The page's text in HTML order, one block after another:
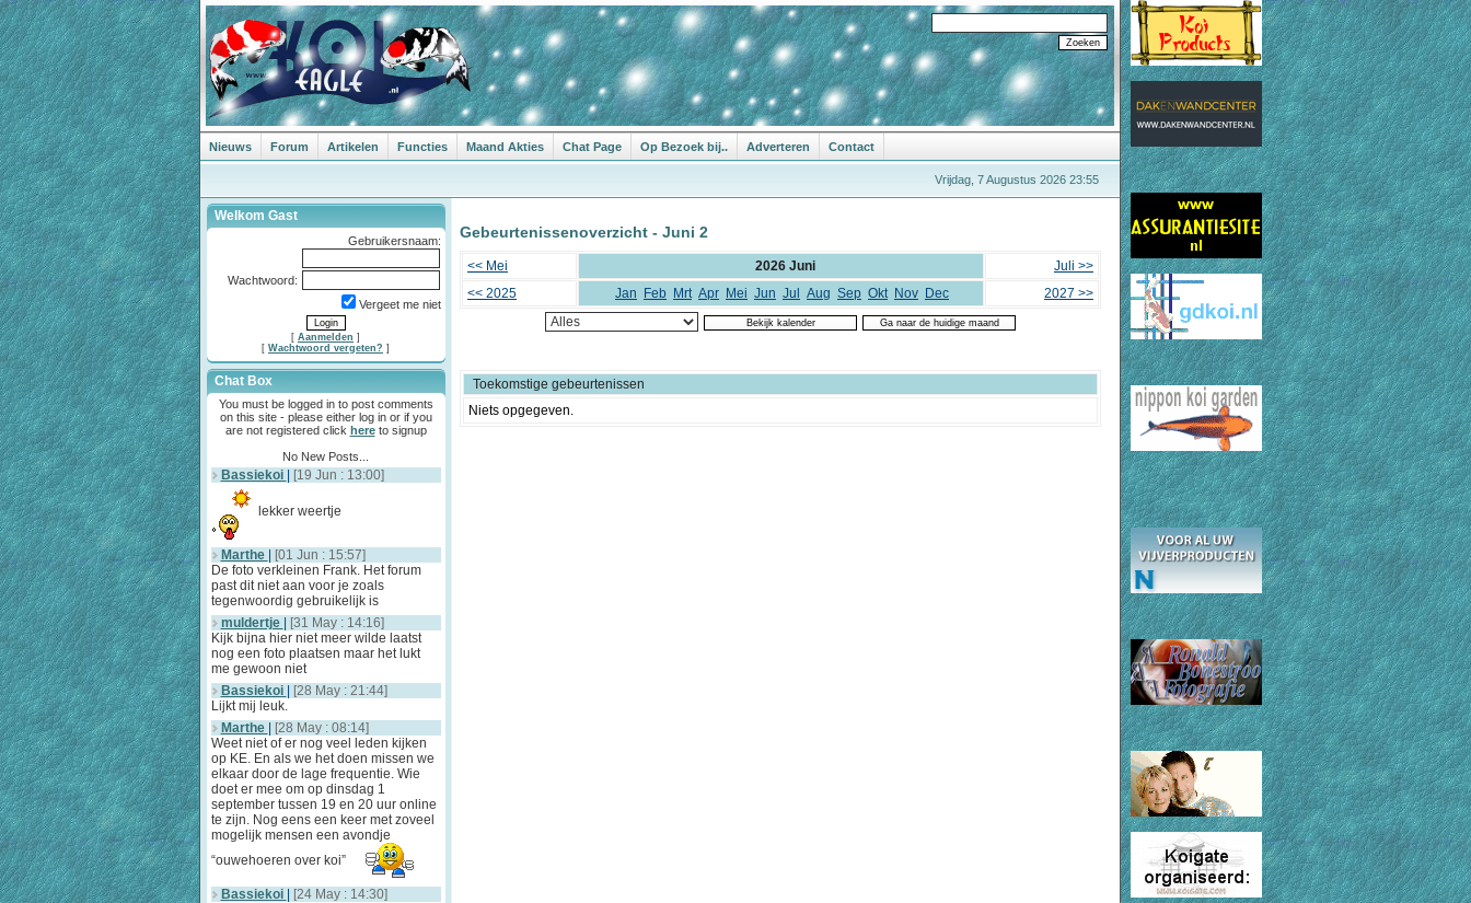
Nieuws Forum Artikelen Functies Maand Akties Chat Page Op Bezoek bij.. Adverteren Contact
Vrijdag, 7 Augustus 2026 23:55
Welkom Gast
Gebruikersnaam:
Wachtwoord:
Vergeet me niet
[ Aanmelden ]
[ Wachtwoord vergeten? ]
Chat Box
You must be logged in to post comments
on this site - please either log in or if you
are not registered click hereto signup
No New Posts...
Bassiekoi [19 Jun : 13:00]
lekker weertje
Marthe
[01 Jun : 15:57]
De foto verkleinen Frank. Het forum
past dit niet aan voor je zoals
tegenwoordig gebruikelijk is
muldertje
[31 May : 14:16]
Kijk bijna hier niet meer wilde laatst
nog een foto plaatsen maar het lukt
me gewoon niet
Bassiekoi
[28 May : 21:44]
Lijkt mij leuk.
Marthe
[28 May : 08:14]
Weet niet of er nog veel leden kijken
op KE. En als we het doen missen we
elkaar door de lage frequentie. Wie
doet er mee om op dinsdag 1
september tussen 19 en 20 uur online
te zijn. Nog eens een keer met zoveel
mogelijk mensen een avondje
“ouwehoeren over koi”
Bassiekoi [24 May : 14:30]
Gebeurtenissenoverzicht - Juni 2
<< Mei 2026 Juni
Juli >>
<< 2025
Jan Feb Mrt Apr Mei Jun Jul Aug Sep Okt Nov Dec 2027 >>
Toekomstige gebeurtenissen
Niets opgegeven.